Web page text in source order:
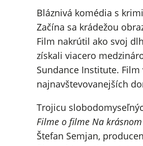
Bláznivá komédia s
Začína sa krádežou
Film nakrútil ako svoj
získali viacero
Sundance Institute.
najnavštevovanejších
Trojicu
Filme o filme Na
Štefan Semjan,